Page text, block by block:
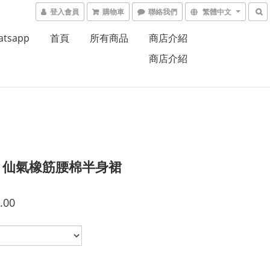
登入會員 購物車 聯絡我們 繁體中文
首頁 所有商品
商店介紹
商店介紹
氣橡筋腰棉半身裙